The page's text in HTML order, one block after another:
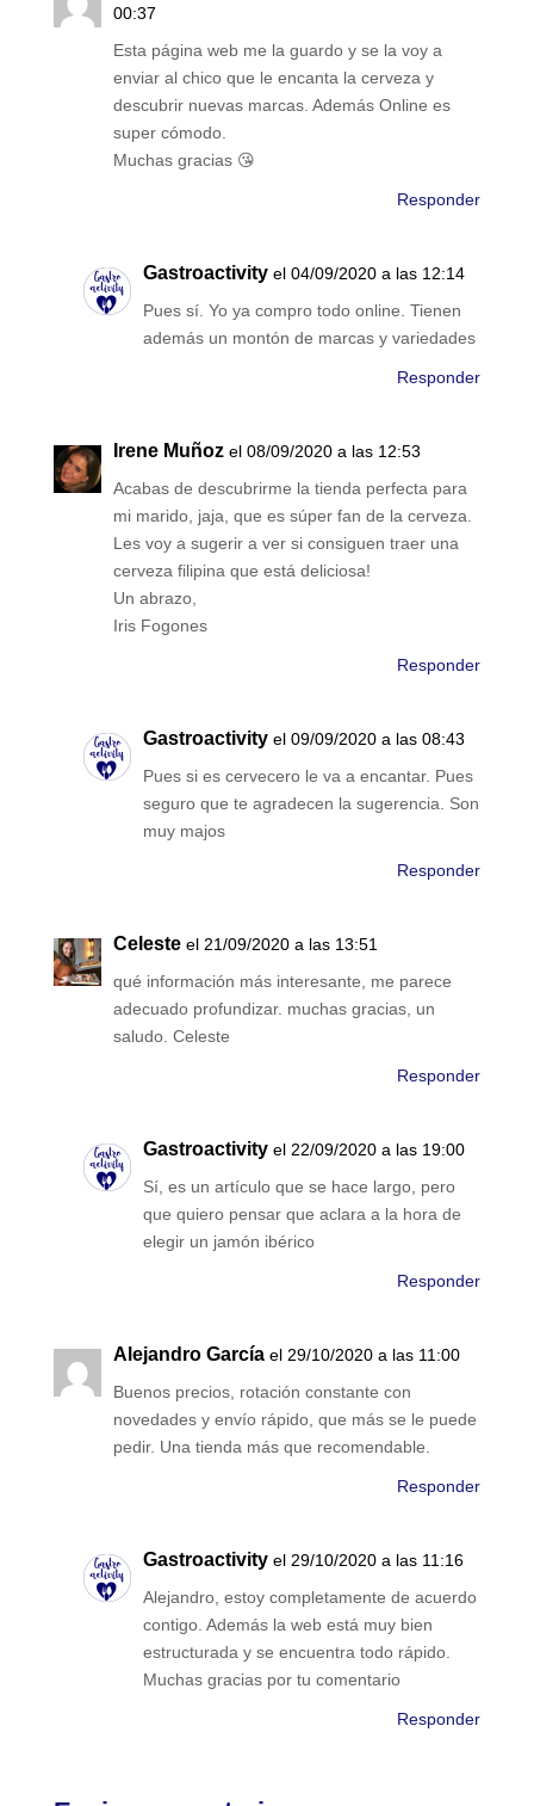
00:37
Esta página web me la guardo y se la voy a
enviar al chico que le encanta la cerveza y
descubrir nuevas marcas. Además Online es
super cómodo.
Muchas gracias 😘
Responder
Gastroactivity el 04/09/2020 a las 12:14
Pues sí. Yo ya compro todo online. Tienen
además un montón de marcas y variedades
Responder
Irene Muñoz el 08/09/2020 a las 12:53
Acabas de descubrirme la tienda perfecta para
mi marido, jaja, que es súper fan de la cerveza.
Les voy a sugerir a ver si consiguen traer una
cerveza filipina que está deliciosa!
Un abrazo,
Iris Fogones
Responder
Gastroactivity el 09/09/2020 a las 08:43
Pues si es cervecero le va a encantar. Pues
seguro que te agradecen la sugerencia. Son
muy majos
Responder
Celeste el 21/09/2020 a las 13:51
qué información más interesante, me parece
adecuado profundizar. muchas gracias, un
saludo. Celeste
Responder
Gastroactivity el 22/09/2020 a las 19:00
Sí, es un artículo que se hace largo, pero
que quiero pensar que aclara a la hora de
elegir un jamón ibérico
Responder
Alejandro García el 29/10/2020 a las 11:00
Buenos precios, rotación constante con
novedades y envío rápido, que más se le puede
pedir. Una tienda más que recomendable.
Responder
Gastroactivity el 29/10/2020 a las 11:16
Alejandro, estoy completamente de acuerdo
contigo. Además la web está muy bien
estructurada y se encuentra todo rápido.
Muchas gracias por tu comentario
Responder